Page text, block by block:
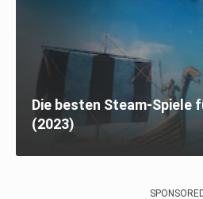
Die besten Steam-Spiele
(2023)